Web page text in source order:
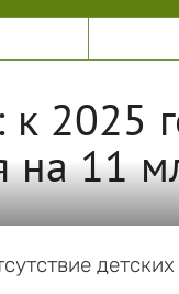
2025
на 11
детских